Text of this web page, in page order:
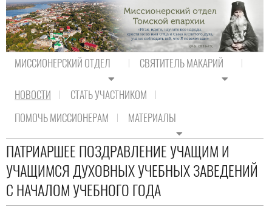
МИССИОНЕРСКИЙ ОТДЕЛ СВЯТИТЕЛЬ МАКАРИЙ
НОВОСТИ
СТАТЬ УЧАСТНИКОМ
ПОМОЧЬ МИССИОНЕРАМ
МАТЕРИАЛЫ
Новости Православия
ПАТРИАРШЕЕ ПОЗДРАВЛЕНИЕ УЧАЩИМ И
УЧАЩИМСЯ ДУХОВНЫХ УЧЕБНЫХ ЗАВЕДЕНИЙ
С НАЧАЛОМ УЧЕБНОГО ГОДА